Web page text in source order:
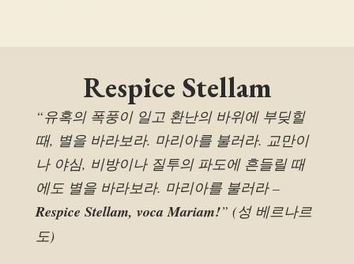
Respice Stellam
“유혹의 폭풍이 일고 환난의 바위에 부딪힐
때, 별을 바라보라. 마리아를 불러라. 교만이
나 야심, 비방이나 질투의 파도에 흔들릴 때
에도 별을 바라보라. 마리아를 불러라 –
Respice Stellam, voca Mariam!” (성 베르나르
도)